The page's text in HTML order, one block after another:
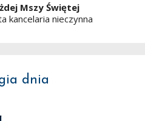
Mszy Świętej
kancelaria nieczynna
dnia